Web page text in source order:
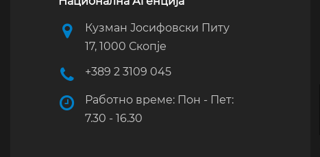
Кузман Јосифовски Питу
17, 1000 Скопје
+389 2 3109 045
Работно време: Пон - Пет:
7.30 - 16.30